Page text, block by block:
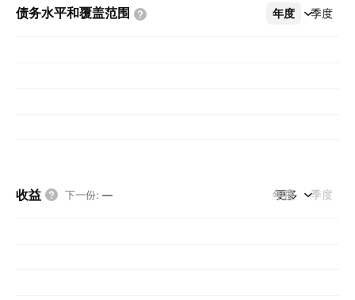
债务水平和覆盖范围 年度 季度
更多
收益 下一份: — 年度 季度
更多